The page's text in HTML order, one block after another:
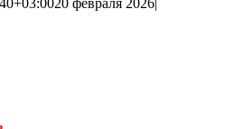
20 февраля 2026|